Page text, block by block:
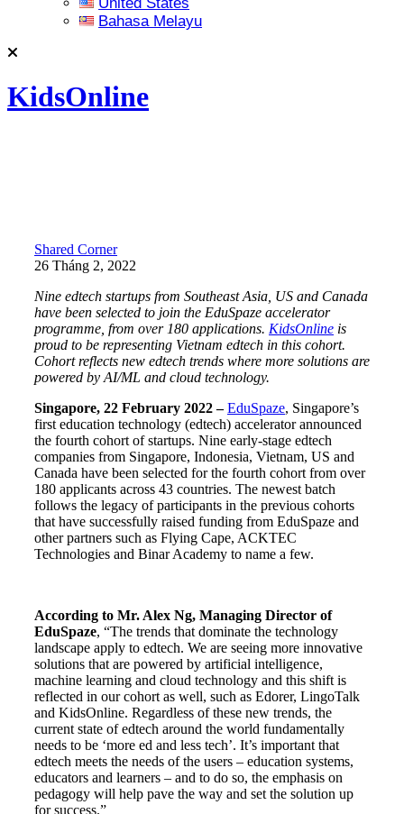
Bahasa Melayu
KidsOnline
Shared Corner
26 Tháng 2, 2022
Nine edtech startups from Southeast Asia, US and Canada
have been selected to join the EduSpaze accelerator
programme, from over 180 applications. KidsOnline is
proud to be representing Vietnam edtech in this cohort.
Cohort reflects new edtech trends where more solutions are
powered by AI/ML and cloud technology.
Singapore, 22 February 2022 – EduSpaze, Singapore’s
first education technology (edtech) accelerator announced
the fourth cohort of startups. Nine early-stage edtech
companies from Singapore, Indonesia, Vietnam, US and
Canada have been selected for the fourth cohort from over
180 applicants across 43 countries. The newest batch
follows the legacy of participants in the previous cohorts
that have successfully raised funding from EduSpaze and
other partners such as Flying Cape, ACKTEC
Technologies and Binar Academy to name a few.
According to Mr. Alex Ng, Managing Director of
EduSpaze, “The trends that dominate the technology
landscape apply to edtech. We are seeing more innovative
solutions that are powered by artificial intelligence,
machine learning and cloud technology and this shift is
reflected in our cohort as well, such as Edorer, LingoTalk
and KidsOnline. Regardless of these new trends, the
current state of edtech around the world fundamentally
needs to be ‘more ed and less tech’. It’s important that
edtech meets the needs of the users – education systems,
educators and learners – and to do so, the emphasis on
pedagogy will help pave the way and set the solution up
for success.”